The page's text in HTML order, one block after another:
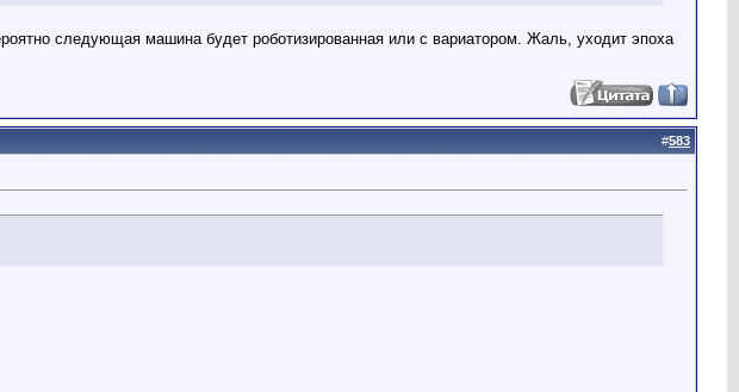
следующая машина будет роботизированная или с вариатором. Жаль, уходит эпоха
#583